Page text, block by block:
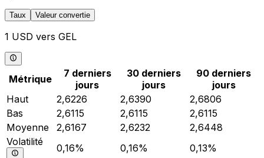
Taux Valeur convertie
1 USD vers GEL
Métrique
7 derniers
jours
30 derniers
jours
90 derniers
jours
Haut
2,6226 2,6390
2,6806
Bas
2,6115 2,6115
2,6115
Moyenne
2,6167 2,6232
2,6448
Volatilité
0,16% 0,16% 0,13%